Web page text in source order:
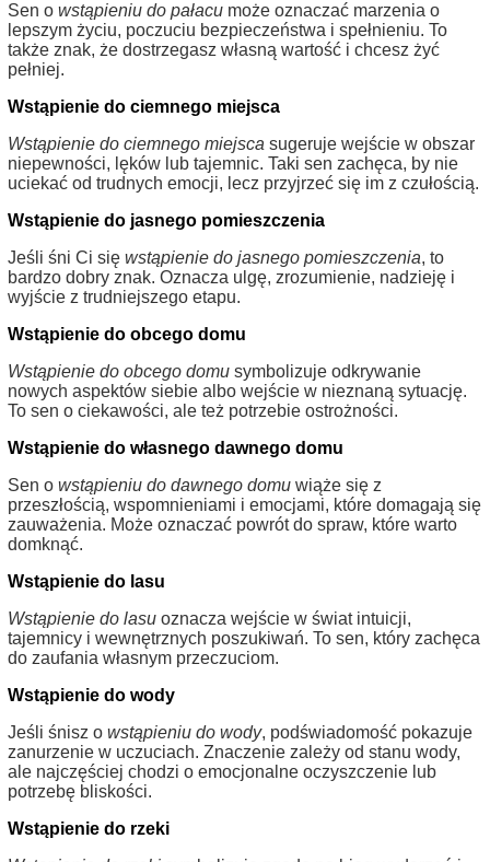
Sen o wstąpieniu do pałacu może oznaczać marzenia o
lepszym życiu, poczuciu bezpieczeństwa i spełnieniu. To
także znak, że dostrzegasz własną wartość i chcesz żyć
pełniej.
Wstąpienie do ciemnego miejsca
Wstąpienie do ciemnego miejsca sugeruje wejście w obszar
niepewności, lęków lub tajemnic. Taki sen zachęca, by nie
uciekać od trudnych emocji, lecz przyjrzeć się im z czułością.
Wstąpienie do jasnego pomieszczenia
Jeśli śni Ci się wstąpienie do jasnego pomieszczenia, to
bardzo dobry znak. Oznacza ulgę, zrozumienie, nadzieję i
wyjście z trudniejszego etapu.
Wstąpienie do obcego domu
Wstąpienie do obcego domu symbolizuje odkrywanie
nowych aspektów siebie albo wejście w nieznaną sytuację.
To sen o ciekawości, ale też potrzebie ostrożności.
Wstąpienie do własnego dawnego domu
Sen o wstąpieniu do dawnego domu wiąże się z
przeszłością, wspomnieniami i emocjami, które domagają się
zauważenia. Może oznaczać powrót do spraw, które warto
domknąć.
Wstąpienie do lasu
Wstąpienie do lasu oznacza wejście w świat intuicji,
tajemnicy i wewnętrznych poszukiwań. To sen, który zachęca
do zaufania własnym przeczuciom.
Wstąpienie do wody
Jeśli śnisz o wstąpieniu do wody, podświadomość pokazuje
zanurzenie w uczuciach. Znaczenie zależy od stanu wody,
ale najczęściej chodzi o emocjonalne oczyszczenie lub
potrzebę bliskości.
Wstąpienie do rzeki